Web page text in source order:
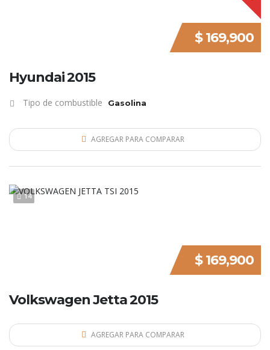
$ 169,900
Hyundai 2015
Tipo de combustible Gasolina
AGREGAR PARA COMPARAR
14
$ 169,900
Volkswagen Jetta 2015
AGREGAR PARA COMPARAR